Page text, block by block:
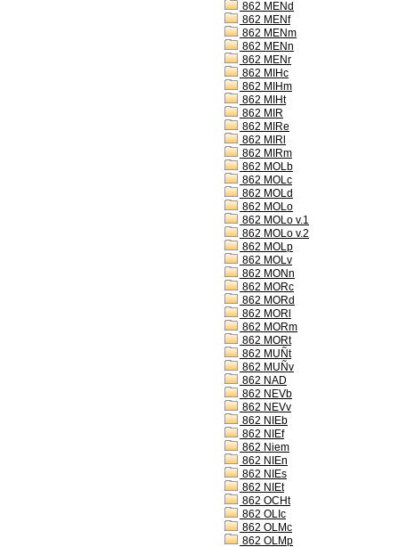
862 MENd
862 MENf
862 MENm
862 MENn
862 MENr
862 MIHc
862 MIHm
862 MIHt
862 MIR
862 MIRe
862 MIRl
862 MIRm
862 MOLb
862 MOLc
862 MOLd
862 MOLo
862 MOLo v.1
862 MOLo v.2
862 MOLp
862 MOLv
862 MONn
862 MORc
862 MORd
862 MORl
862 MORm
862 MORt
862 MUÑt
862 MUÑv
862 NAD
862 NEVb
862 NEVv
862 NIEb
862 NIEf
862 Niem
862 NIEn
862 NIEs
862 NIEt
862 OCHt
862 OLIc
862 OLMc
862 OLMp